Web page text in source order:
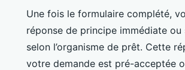
Une fois le formulaire complété,
réponse de principe immédiate ou
selon l’organisme de prêt. Cette
votre demande est pré-acceptée